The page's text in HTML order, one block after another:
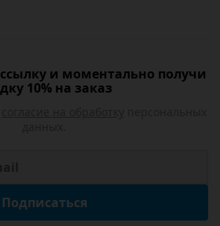
и моментально получи
10% на заказ
Подписаться